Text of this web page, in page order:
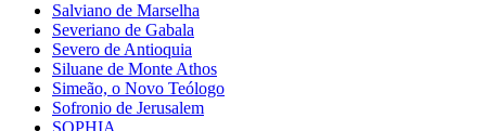
Salviano de Marselha
Severiano de Gabala
Severo de Antioquia
Siluane de Monte Athos
Simeão, o Novo Teólogo
Sofronio de Jerusalem
SOPHIA